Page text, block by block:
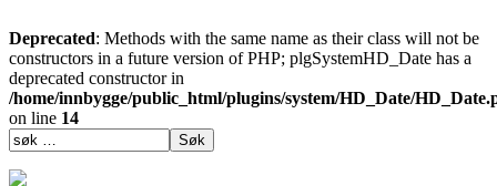
Deprecated: Methods with the same name as their class will not be
constructors in a future version of PHP; plgSystemHD_Date has a
deprecated constructor in
/home/innbygge/public_html/plugins/system/HD_Date/
on line 14